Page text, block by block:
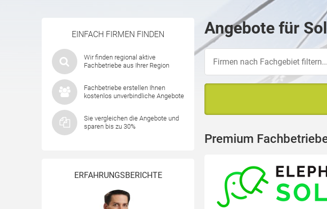
EINFACH FIRMEN FINDEN
Wir finden regional aktive
Fachbetriebe aus Ihrer Region
Fachbetriebe erstellen Ihnen
kostenlos unverbindliche Angebote
Sie vergleichen die Angebote und
sparen bis zu 30%
ERFAHRUNGSBERICHTE
Angebote für
Premium